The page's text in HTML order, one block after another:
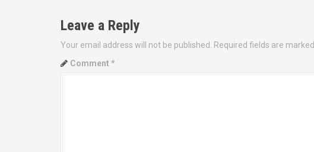
t
n
Leave a Reply
Your email address will not be published. Required fields are marked
Comment *